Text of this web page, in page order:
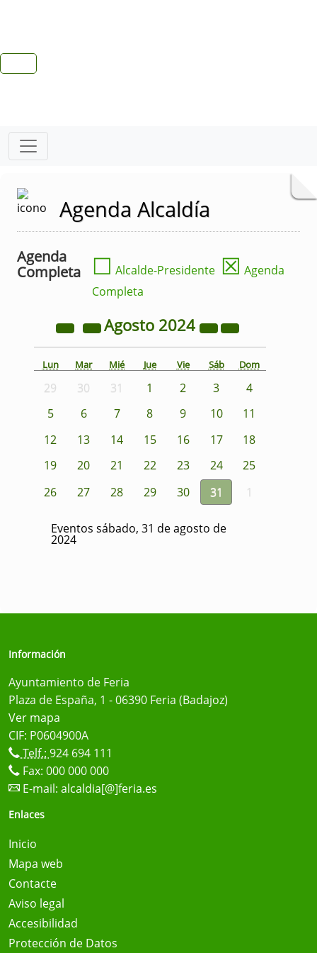
Agenda Alcaldía
Agenda
Completa
☐ Alcalde-Presidente ☒ Agenda
Completa
Agosto 2024
Lun Mar Mié Jue Vie Sáb Dom
29 30 31 1 2 3
4
5
6 7 8 9 10
11
12
13 14 15 16 17
18
19
20 21 22 23 24
25
26
27 28 29 30 31 1
Eventos sábado, 31 de agosto de
2024
Información
Ayuntamiento de Feria
Plaza de España, 1 - 06390 Feria (Badajoz)
Ver mapa
CIF: P0604900A
Telf.: 924 694 111
Fax: 000 000 000
E-mail: alcaldia[@]feria.es
Enlaces
Inicio
Mapa web
Contacte
Aviso legal
Accesibilidad
Protección de Datos